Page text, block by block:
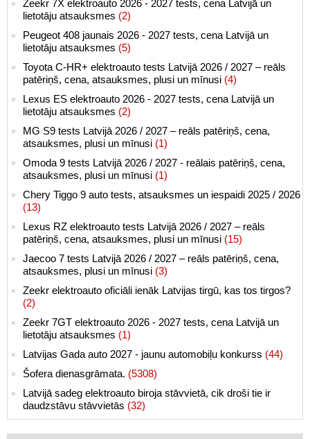
Zeekr 7X elektroauto 2026 - 2027 tests, cena Latvijā un
lietotāju atsauksmes (2)
Peugeot 408 jaunais 2026 - 2027 tests, cena Latvijā un
lietotāju atsauksmes (5)
Toyota C-HR+ elektroauto tests Latvijā 2026 / 2027 – reāls
patēriņš, cena, atsauksmes, plusi un mīnusi (4)
Lexus ES elektroauto 2026 - 2027 tests, cena Latvijā un
lietotāju atsauksmes (2)
MG S9 tests Latvijā 2026 / 2027 – reāls patēriņš, cena,
atsauksmes, plusi un mīnusi (1)
Omoda 9 tests Latvijā 2026 / 2027 - reālais patēriņš, cena,
atsauksmes, plusi un mīnusi (1)
Chery Tiggo 9 auto tests, atsauksmes un iespaidi 2025 / 2026
(13)
Lexus RZ elektroauto tests Latvijā 2026 / 2027 – reāls
patēriņš, cena, atsauksmes, plusi un mīnusi (15)
Jaecoo 7 tests Latvijā 2026 / 2027 – reāls patēriņš, cena,
atsauksmes, plusi un mīnusi (3)
Zeekr elektroauto oficiāli ienāk Latvijas tirgū, kas tos tirgos?
(2)
Zeekr 7GT elektroauto 2026 - 2027 tests, cena Latvijā un
lietotāju atsauksmes (1)
Latvijas Gada auto 2027 - jaunu automobiļu konkurss (44)
Šofera dienasgrāmata. (5308)
Latvijā sadeg elektroauto biroja stāvvietā, cik droši tie ir
daudzstāvu stāvvietās (32)